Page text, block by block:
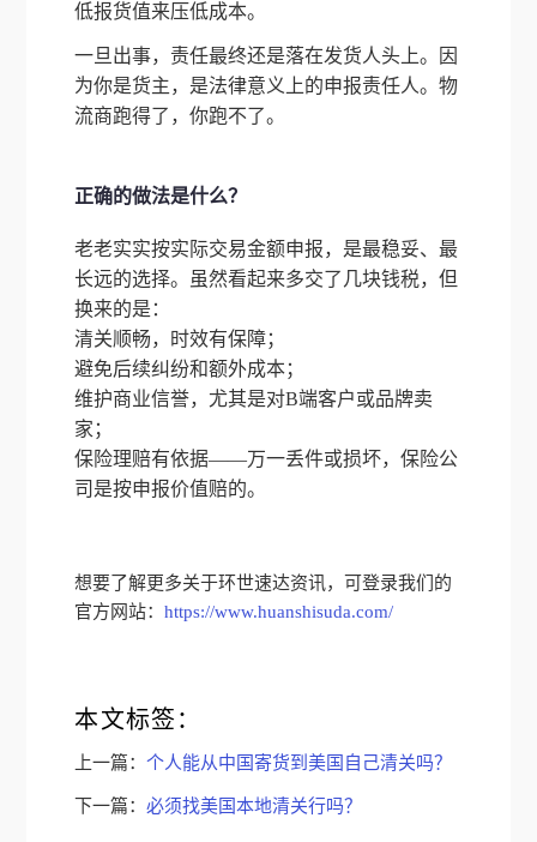
低报货值来压低成本。
一旦出事，责任最终还是落在发货人头上。因
为你是货主，是法律意义上的申报责任人。物
流商跑得了，你跑不了。
正确的做法是什么？
老老实实按实际交易金额申报，是最稳妥、最
长远的选择。虽然看起来多交了几块钱税，但
换来的是：
清关顺畅，时效有保障；
避免后续纠纷和额外成本；
维护商业信誉，尤其是对B端客户或品牌卖
家；
保险理赔有依据——万一丢件或损坏，保险公
司是按申报价值赔的。
想要了解更多关于环世速达资讯，可登录我们的
官方网站：https://www.huanshisuda.com/
本文标签：
上一篇：个人能从中国寄货到美国自己清关吗？
下一篇：必须找美国本地清关行吗？